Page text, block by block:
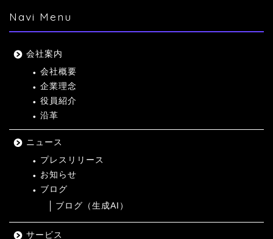
Navi Menu
会社案内
会社概要
企業理念
役員紹介
沿革
ニュース
プレスリリース
お知らせ
ブログ
ブログ（生成AI）
サービス